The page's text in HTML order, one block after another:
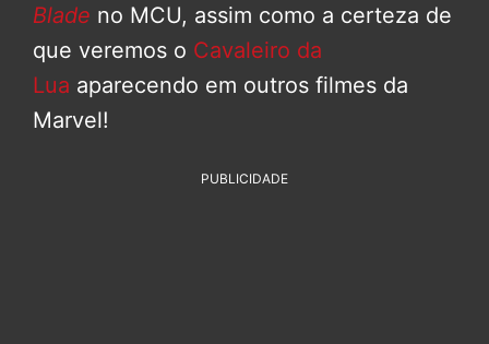
Blade no MCU, assim como a certeza de
que veremos o Cavaleiro da
Lua aparecendo em outros filmes da
Marvel!
PUBLICIDADE